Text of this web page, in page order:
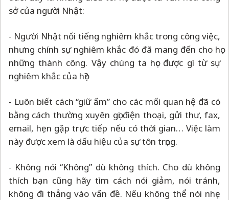
sở của người Nhật:
- Người Nhật nổi tiếng nghiêm khắc trong công việc,
nhưng chính sự nghiêm khắc đó đã mang đến cho họ
những thành công. Vậy chúng ta học được gì từ sự
nghiêm khắc của họ?
- Luôn biết cách “giữ ấm” cho các mối quan hệ đã có
bằng cách thường xuyên gọi điện thoại, gửi thư, fax,
email, hẹn gặp trực tiếp nếu có thời gian… Việc làm
này được xem là dấu hiệu của sự tôn trọng.
- Không nói “Không” dù không thích. Cho dù không
thích bạn cũng hãy tìm cách nói giảm, nói tránh,
không đi thẳng vào vấn đề. Nếu không thể nói nhẹ